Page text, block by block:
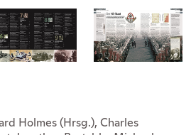
Holmes (Hrsg.), Charles